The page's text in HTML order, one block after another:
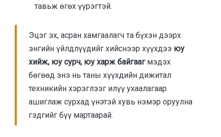
тавьж өгөх үүрэгтэй.
Эцэг эх, асран хамгаалагч та бүхэн дээрх
энгийн үйлдлүүдийг хийснээр хүүхдээ юу
хийж, юу сурч, юу харж байгаагмэдэх
бөгөөд энэ нь таны хүүхдийн дижитал
техникийн хэрэглээг илүү ухаалагаар
ашиглаж сурхад үнэтэй хувь нэмэр оруулна
гэдгийг бүү мартаарай.